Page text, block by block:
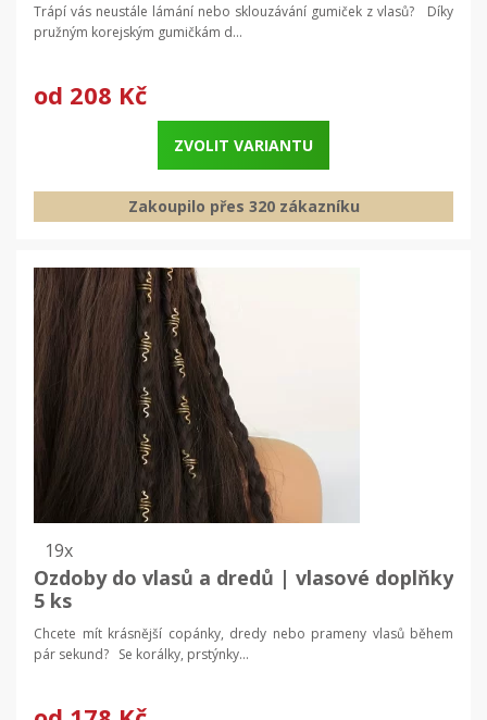
Trápí vás neustále lámání nebo sklouzávání gumiček z vlasů? Díky
pružným korejským gumičkám d...
od 208 Kč
ZVOLIT VARIANTU
Zakoupilo přes 320 zákazníku
19x
Ozdoby do vlasů a dredů | vlasové doplňky
5 ks
Chcete mít krásnější copánky, dredy nebo prameny vlasů během
pár sekund? Se korálky, prstýnky...